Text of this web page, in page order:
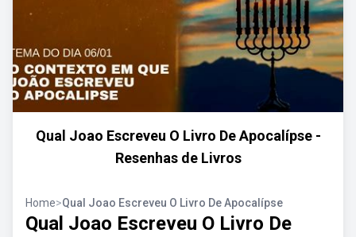
Qual Joao Escreveu O Livro De Apocalípse -
Resenhas de Livros
Home>Qual Joao Escreveu O Livro De Apocalípse
Qual Joao Escreveu O Livro De